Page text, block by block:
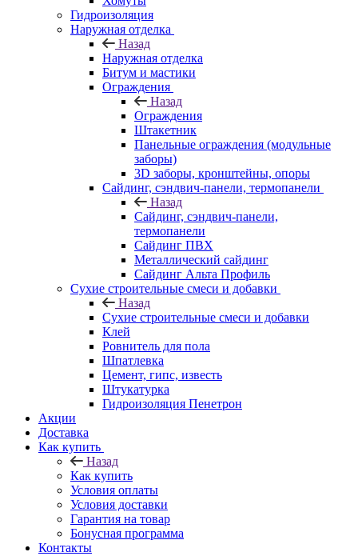
Гидроизоляция
Наружная отделка
Назад
Наружная отделка
Битум и мастики
Ограждения
Назад
Ограждения
Штакетник
Панельные ограждения (модульные
заборы)
3D заборы, кронштейны, опоры
Cайдинг, сэндвич-панели, термопанели
Назад
Cайдинг, сэндвич-панели,
термопанели
Сайдинг ПВХ
Металлический сайдинг
Сайдинг Альта Профиль
Сухие строительные смеси и добавки
Назад
Сухие строительные смеси и добавки
Клей
Ровнитель для пола
Шпатлевка
Цемент, гипс, известь
Штукатурка
Гидроизоляция Пенетрон
Акции
Доставка
Как купить
Назад
Как купить
Условия оплаты
Условия доставки
Гарантия на товар
Бонусная программа
Контакты